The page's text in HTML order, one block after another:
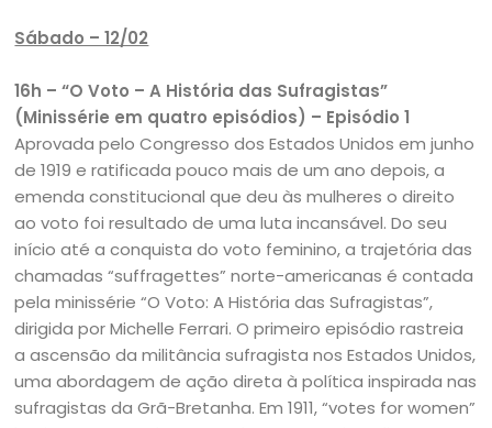
Sábado – 12/02
16h – “O Voto – A História das Sufragistas”
(Minissérie em quatro episódios) – Episódio 1
Aprovada pelo Congresso dos Estados Unidos em junho
de 1919 e ratificada pouco mais de um ano depois, a
emenda constitucional que deu às mulheres o direito
ao voto foi resultado de uma luta incansável. Do seu
início até a conquista do voto feminino, a trajetória das
chamadas “suffragettes” norte-americanas é contada
pela minissérie “O Voto: A História das Sufragistas”,
dirigida por Michelle Ferrari. O primeiro episódio rastreia
a ascensão da militância sufragista nos Estados Unidos,
uma abordagem de ação direta à política inspirada nas
sufragistas da Grã-Bretanha. Em 1911, “votes for women”